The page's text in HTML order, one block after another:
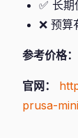
✅ 长期
❌ 预算
参考价格：
官网：
prusa-